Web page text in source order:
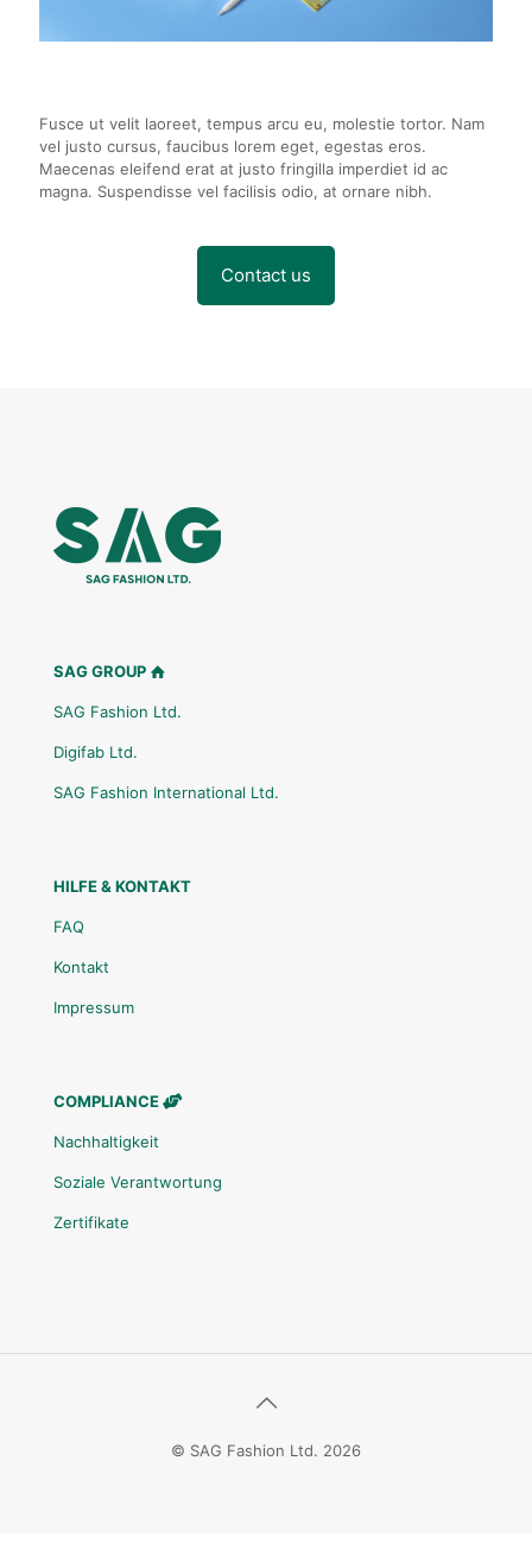
Fusce ut velit laoreet, tempus arcu eu, molestie tortor. Nam
vel justo cursus, faucibus lorem eget, egestas eros.
Maecenas eleifend erat at justo fringilla imperdiet id ac
magna. Suspendisse vel facilisis odio, at ornare nibh.
Contact us
SAG GROUP
SAG Fashion Ltd.
Digifab Ltd.
SAG Fashion International Ltd.
HILFE & KONTAKT
FAQ
Kontakt
Impressum
COMPLIANCE
Nachhaltigkeit
Soziale Verantwortung
Zertifikate
© SAG Fashion Ltd. 2026